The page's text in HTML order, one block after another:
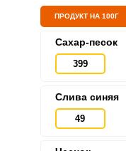
ПРОДУКТ НА 100Г
Сахар-песок
399
Слива синяя
49